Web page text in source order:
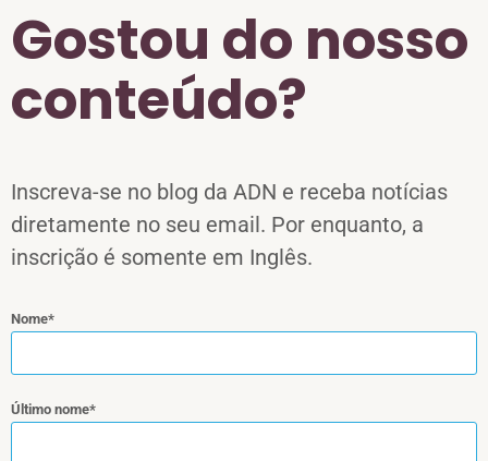
Gostou do nosso
conteúdo?
Inscreva-se no blog da ADN e receba notícias
diretamente no seu email. Por enquanto, a
inscrição é somente em Inglês.
Nome
Último nome